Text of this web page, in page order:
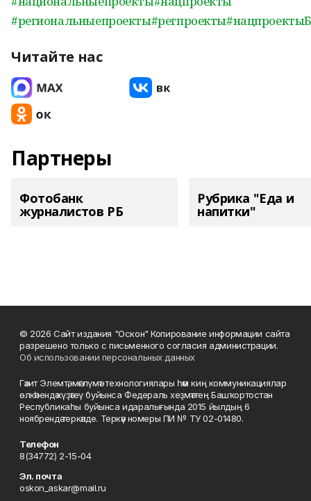
#региональныепроекты#регпроекты
Читайте нас
Партнеры
Фотобанк
журналистов РБ
Рубрика "Еда и
напитки"
© 2026 Сайт издания "Оскон" Копирование информации сайта
разрешено только с письменного согласия администрации.
Об использовании персональных данных
Гәзит Элемтә, мәғлүмәт технологиялары һәм киң коммуникациялар
өлкәһендә күҙәтеү буйынса Федераль хеҙмәттең Башҡортостан
Республикаһы буйынса идаралығында 2015 йылдың 6
ноябрендә теркәлде. Теркәү номеры ПИ № ТУ 02-01480.
Телефон
8(34772) 2-15-04
Эл. почта
oskon_askar@mail.ru